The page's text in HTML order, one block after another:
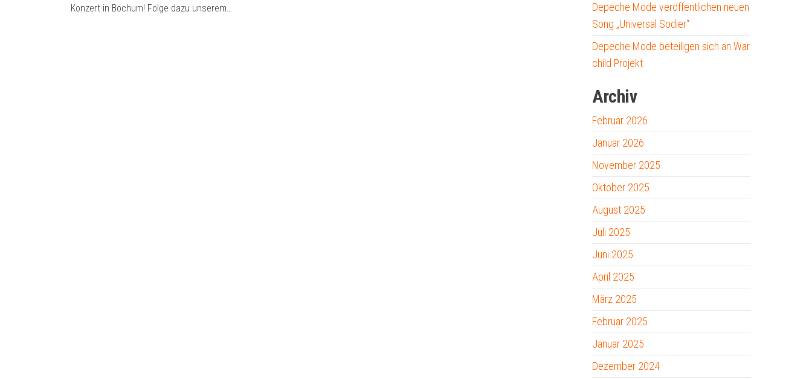
Konzert in Bochum! Folge dazu unserem…
Depeche Mode veröffentlichen neuen
Song „Universal Sodier“
Depeche Mode beteiligen sich an War
child Projekt
Archiv
Februar 2026
Januar 2026
November 2025
Oktober 2025
August 2025
Juli 2025
Juni 2025
April 2025
März 2025
Februar 2025
Januar 2025
Dezember 2024